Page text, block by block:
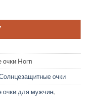
Horn
очки
очки для мужчин,